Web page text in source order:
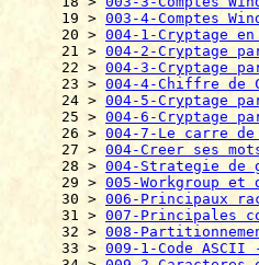
19 > 003-4-Comptes
20 > 004-1-Cryptage
21 > 004-2-Cryptage
22 > 004-3-Cryptage
23 > 004-4-Chiffre de
24 > 004-5-Cryptage
25 > 004-6-Cryptage
26 > 004-7-Le carre
27 > 004-Creer ses
28 > 004-Strategie de
29 > 005-Workgroup et
30 > 006-Principaux
31 > 007-Principales
32 > 008-
33 > 009-1-Code